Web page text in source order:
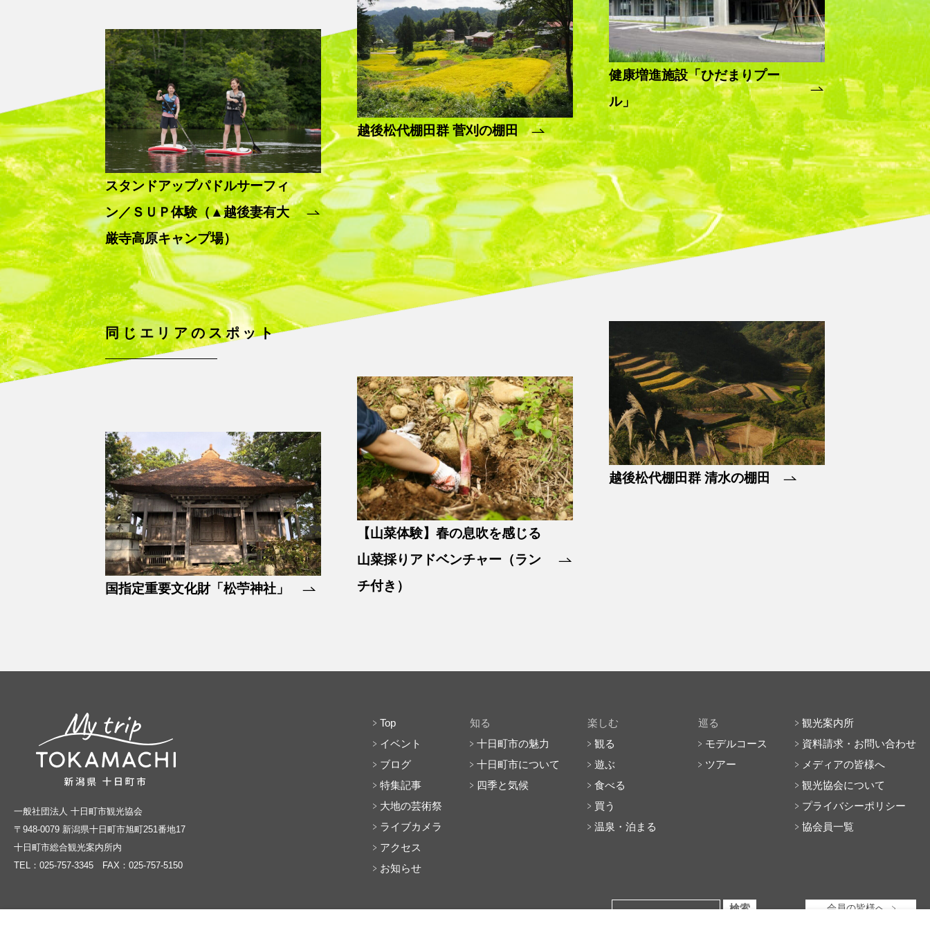
スタンドアップパドルサーフィ
ン／ＳＵＰ体験（▲越後妻有大
厳寺高原キャンプ場）
越後松代棚田群 菅刈の棚田
健康増進施設「ひだまりプー
ル」
同じエリアのスポット
国指定重要文化財「松苧神社」
【山菜体験】春の息吹を感じる
山菜採りアドベンチャー（ラン
チ付き）
越後松代棚田群 清水の棚田
Top
イベント
ブログ
特集記事
大地の芸術祭
ライブカメラ
アクセス
お知らせ
知る
十日町市の魅力
十日町市について
四季と気候
楽しむ
観る
遊ぶ
食べる
買う
温泉・泊まる
巡る
モデルコース
ツアー
観光案内所
資料請求・お問い合わせ
メディアの皆様へ
観光協会について
プライバシーポリシー
協会員一覧
会員の皆様へ
一般社団法人 十日町市観光協会
〒948-0079 新潟県十日町市旭町251番地17
十日町市総合観光案内所内
TEL： 025-757-3345 FAX：025-757-5150